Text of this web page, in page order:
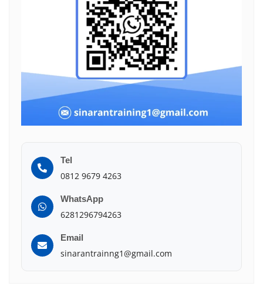
Tel
0812 9679 4263
WhatsApp
6281296794263
Email
sinarantrainng1@gmail.com